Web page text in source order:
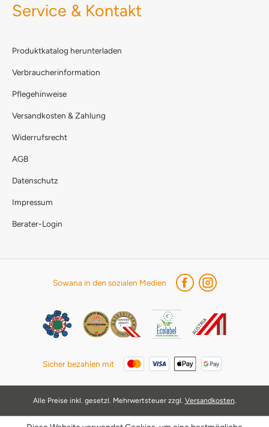
Service & Kontakt
Produktkatalog herunterladen
Verbraucherinformation
Pflegehinweise
Versandkosten & Zahlung
Widerrufsrecht
AGB
Datenschutz
Impressum
Berater-Login
Sowana in den sozialen Medien
Sicher bezahlen mit
Alle Preise inkl. gesetzl. Mehrwertsteuer zzgl. Versandkosten.